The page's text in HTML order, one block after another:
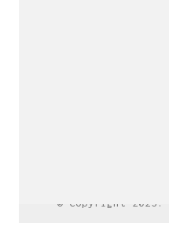
© Copyright